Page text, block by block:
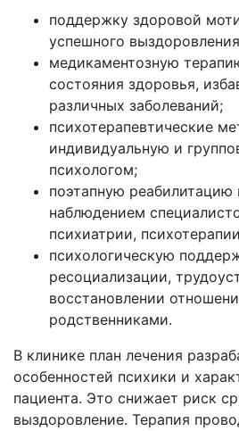
поддержку здоровой
успешного
медикаментозную
состояния здоровья,
различных заболеваний;
психотерапевтические
индивидуальную и
психологом;
поэтапную реабилитацию
наблюдением
психиатрии,
психологическую
ресоциализации,
восстановлении
родственниками.
В клинике план лечения
особенностей психики и
пациента. Это снижает риск
выздоровление. Терапия